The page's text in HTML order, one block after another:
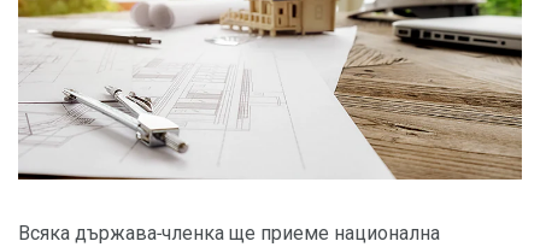
Всяка държава-членка ще приеме национална